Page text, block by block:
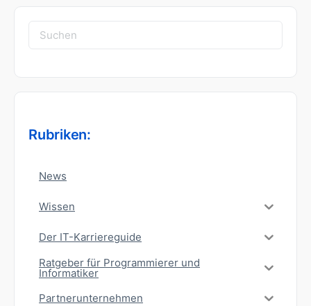
Suchen
nach:
Rubriken:
News
Wissen
Der IT-Karriereguide
Ratgeber für Programmierer und
Informatiker
Partnerunternehmen